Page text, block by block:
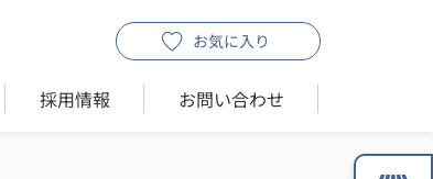
お気に入り
採用情報 お問い合わせ